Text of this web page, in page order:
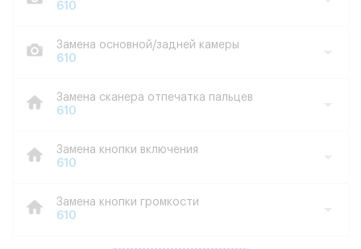
610
Замена основной/задней камеры
610
Замена сканера отпечатка пальцев
610
Замена кнопки включения
610
Замена кнопки громкости
610